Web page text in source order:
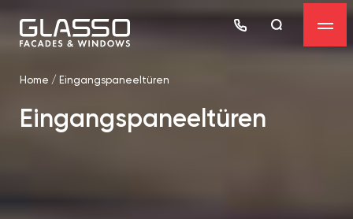
Home / Eingangspaneeltüren
Eingangspaneeltüren